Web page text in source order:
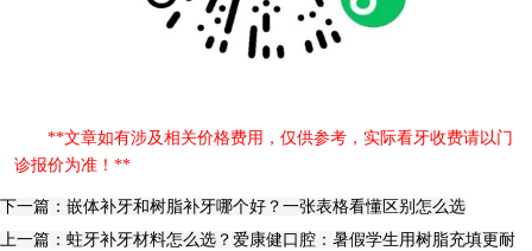
**文章如有涉及相关价格费用，仅供参考，实际看牙收费请以门
诊报价为准！**
下一篇：嵌体补牙和树脂补牙哪个好？一张表格看懂区别怎么选
上一篇：蛀牙补牙材料怎么选？爱康健口腔：暑假学生用树脂充填更耐